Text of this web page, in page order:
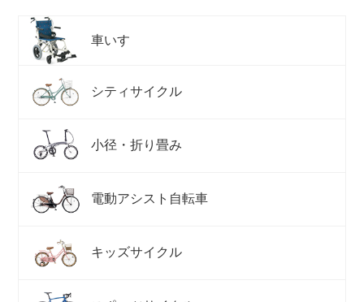
店舗について
店舗検索
車いす
シティサイクル
小径・折り畳み
電動アシスト自転車
キッズサイクル